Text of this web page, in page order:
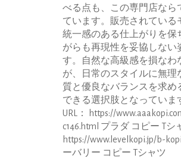
べる点も、この専門店なら
ています。販売されている
統一感のある仕上がりを保
がらも再現性を妥協しない
す。自然な高級感を損なわ
が、日常のスタイルに無理
質と優良なバランスを求め
できる選択肢となっていま
URL： https://
c146.html プラダ コピー Tシ
https://www.levelkopi.jp/b-
ーバリー コピー Tシャツ